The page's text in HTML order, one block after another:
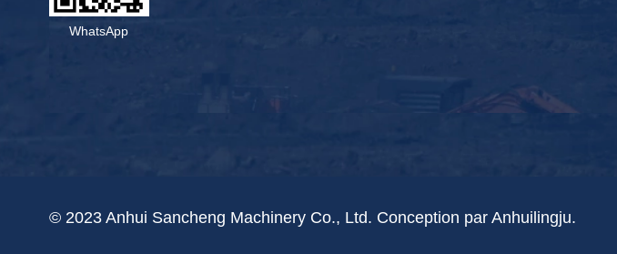
WhatsApp
© 2023 Anhui Sancheng Machinery Co., Ltd. Conception par Anhuilingju.